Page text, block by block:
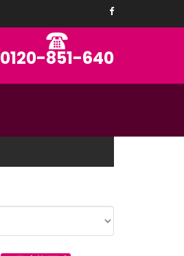
0120-851-640